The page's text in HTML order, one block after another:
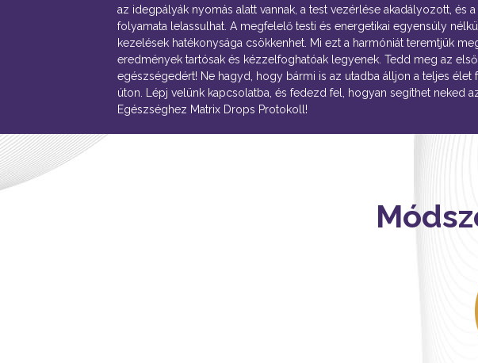
az idegpályák nyomás alatt vannak, a test vezérlése akadályozott, és
folyamata lelassulhat. A megfelelő testi és energetikai egyensúly
kezelések hatékonysága csökkenhet. Mi ezt a harmóniát teremtjük
eredmények tartósak és kézzelfoghatóak legyenek. Tedd meg az
egészségedért! Ne hagyd, hogy bármi is az utadba álljon a teljes élet
úton. Lépj velünk kapcsolatba, és fedezd fel, hogyan segíthet neked
Egészséghez Matrix Drops Protokoll!